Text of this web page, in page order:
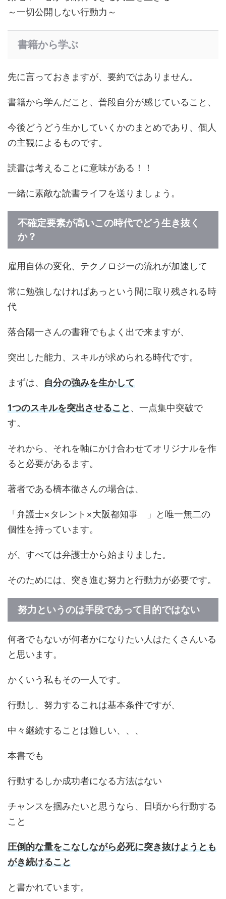
～一切公開しない行動力～
書籍から学ぶ
先に言っておきますが、要約ではありません。
書籍から学んだこと、普段自分が感じていること、
今後どうどう生かしていくかのまとめであり、個人
の主観によるものです。
読書は考えることに意味がある！！
一緒に素敵な読書ライフを送りましょう。
不確定要素が高いこの時代でどう生き抜く
か？
雇用自体の変化、テクノロジーの流れが加速して
常に勉強しなければあっという間に取り残される時
代
落合陽一さんの書籍でもよく出で来ますが、
突出した能力、スキルが求められる時代です。
まずは、 自分の強みを生かして
1つのスキルを突出させること、一点集中突破で
す。
それから、それを軸にかけ合わせてオリジナルを作
ると必要があるます。
著者である橋本徹さんの場合は、
「弁護士×タレント×大阪都知事 」と唯一無二の
個性を持っています。
が、すべては弁護士から始まりました。
そのためには、突き進む努力と行動力が必要です。
努力というのは手段であって目的ではない
何者でもないが何者かになりたい人はたくさんいる
と思います。
かくいう私もその一人です。
行動し、努力するこれは基本条件ですが、
中々継続することは難しい、、、
本書でも
行動するしか成功者になる方法はない
チャンスを掴みたいと思うなら、日頃から行動する
こと
圧倒的な量をこなしながら必死に突き抜けようとも
がき続けること
と書かれています。